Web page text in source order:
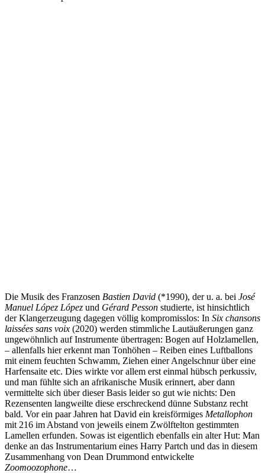
Die Musik des Franzosen Bastien David (*1990), der u. a. bei José
Manuel López López und Gérard Pesson studierte, ist hinsichtlich
der Klangerzeugung dagegen völlig kompromisslos: In Six chansons
laissées sans voix (2020) werden stimmliche Lautäußerungen ganz
ungewöhnlich auf Instrumente übertragen: Bogen auf Holzlamellen,
– allenfalls hier erkennt man Tonhöhen – Reiben eines Luftballons
mit einem feuchten Schwamm, Ziehen einer Angelschnur über eine
Harfensaite etc. Dies wirkte vor allem erst einmal hübsch perkussiv,
und man fühlte sich an afrikanische Musik erinnert, aber dann
vermittelte sich über dieser Basis leider so gut wie nichts: Den
Rezensenten langweilte diese erschreckend dünne Substanz recht
bald. Vor ein paar Jahren hat David ein kreisförmiges Metallophon
mit 216 im Abstand von jeweils einem Zwölftelton gestimmten
Lamellen erfunden. Sowas ist eigentlich ebenfalls ein alter Hut: Man
denke an das Instrumentarium eines Harry Partch und das in diesem
Zusammenhang von Dean Drummond entwickelte
Zoomoozophone…